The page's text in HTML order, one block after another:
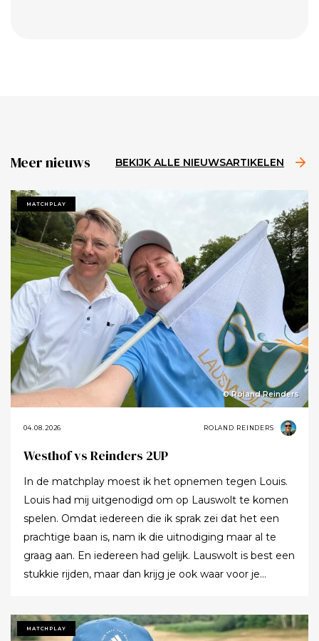
Meer nieuws BEKIJK ALLE NIEUWSARTIKELEN
MATCHPLAY
© Roland Reinders
04.08.2026 ROLAND REINDERS
Westhof vs Reinders 2UP
In de matchplay moest ik het opnemen tegen Louis.
Louis had mij uitgenodigd om op Lauswolt te komen
spelen. Omdat iedereen die ik sprak zei dat het een
prachtige baan is, nam ik die uitnodiging maar al te
graag aan. En iedereen had gelijk. Lauswolt is best een
stukkie rijden, maar dan krijg je ook waar voor je
Tot ik uiteindelijk aankondigde dat ik het nu echt niet
MATCHPLAY